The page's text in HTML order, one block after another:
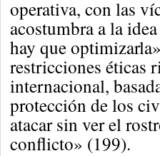
operativa, con las
acostumbra a la
hay que
restricciones éticas
internacional,
protección de los
atacar sin ver el
conflicto» (199).